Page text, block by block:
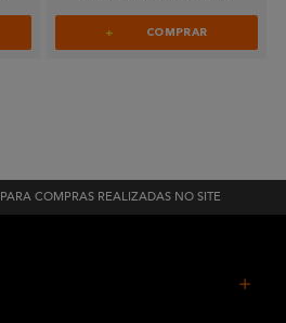
COMPRAR
PARA COMPRAS REALIZADAS NO SITE